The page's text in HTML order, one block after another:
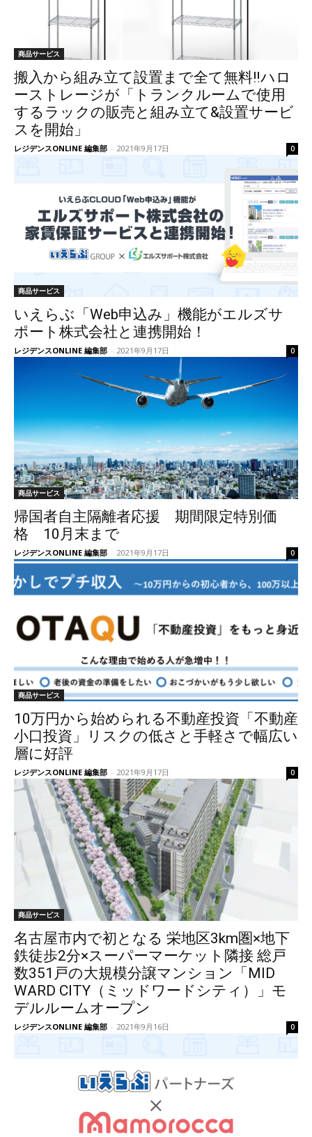
商品サービス
搬入から組み立て設置まで全て無料‼︎ハロ
ーストレージが「トランクルームで使用
するラックの販売と組み立て&設置サービ
スを開始」
レジデンスONLINE 編集部 - 2021年9月17日 0
商品サービス
いえらぶ「Web申込み」機能がエルズサ
ポート株式会社と連携開始！
レジデンスONLINE 編集部 - 2021年9月17日 0
商品サービス
帰国者自主隔離者応援 期間限定特別価
格 10月末まで
レジデンスONLINE 編集部 - 2021年9月17日 0
商品サービス
10万円から始められる不動産投資「不動産
小口投資」リスクの低さと手軽さで幅広い
層に好評
レジデンスONLINE 編集部 - 2021年9月17日 0
商品サービス
名古屋市内で初となる 栄地区3km圏×地下
鉄徒歩2分×スーパーマーケット隣接 総戸
数351戸の大規模分譲マンション「MID
WARD CITY（ミッドワードシティ）」モ
デルルームオープン
レジデンスONLINE 編集部 - 2021年9月16日 0